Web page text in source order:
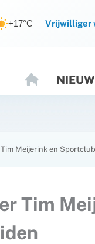
+17°C Vrijwilliger
O
M
Meijerink en
Tim